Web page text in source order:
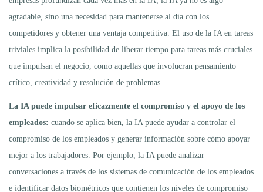
agradable, sino una necesidad para mantenerse al día con los
competidores y obtener una ventaja competitiva. El uso de la IA en tareas
triviales implica la posibilidad de liberar tiempo para tareas más cruciales
que impulsan el negocio, como aquellas que involucran pensamiento
crítico, creatividad y resolución de problemas.
La IA puede impulsar eficazmente el compromiso y el apoyo de los
empleados: cuando se aplica bien, la IA puede ayudar a controlar el
compromiso de los empleados y generar información sobre cómo apoyar
mejor a los trabajadores. Por ejemplo, la IA puede analizar
conversaciones a través de los sistemas de comunicación de los empleados
e identificar datos biométricos que contienen los niveles de compromiso